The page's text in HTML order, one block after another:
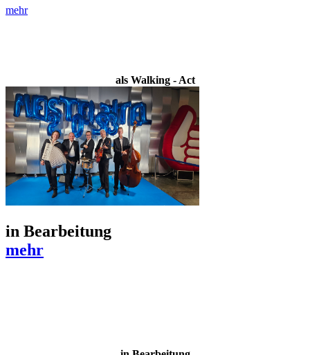
mehr
als Walking - Act
in Bearbeitung
mehr